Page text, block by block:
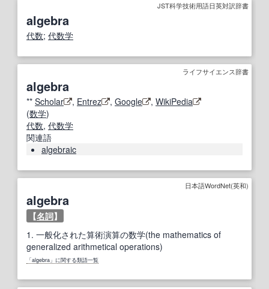
JST科学技術用語日英対訳辞書
algebra
代数; 代数学
ライフサイエンス辞書
algebra
** Scholar , Entrez , Google , WikiPedia
(数学)
代数, 代数学
関連語
algebraic
日本語WordNet(英和)
algebra
【名詞】
1. 一般化された算術演算の数学(the mathematics of
generalized arithmetical operations)
「algebra」に関する類語一覧